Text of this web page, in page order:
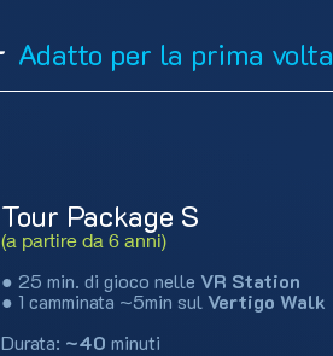
Adatto per la prima volta
Tour Package S
(a partire da 6 anni)
● 25 min. di gioco nelle VR Station
● 1 camminata ~5min sulVertigo Walk
Durata: ~40 minuti